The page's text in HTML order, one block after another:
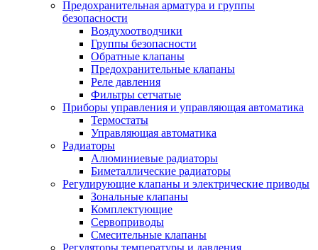
Предохранительная арматура и группы
безопасности
Воздухоотводчики
Группы безопасности
Обратные клапаны
Предохранительные клапаны
Реле давления
Фильтры сетчатые
Приборы управления и управляющая автоматика
Термостаты
Управляющая автоматика
Радиаторы
Алюминиевые радиаторы
Биметаллические радиаторы
Регулирующие клапаны и электрические приводы
Зональные клапаны
Комплектующие
Сервоприводы
Смесительные клапаны
Регуляторы температуры и давления